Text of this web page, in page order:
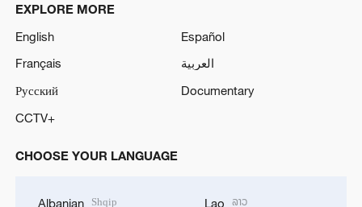
EXPLORE MORE
English
Español
Français
العربية
Русский
Documentary
CCTV+
CHOOSE YOUR LANGUAGE
Albanian Shqip Lao ລາວ